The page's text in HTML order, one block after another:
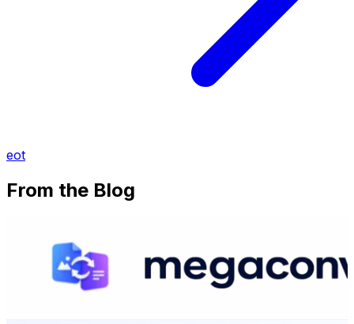
eot
From the Blog